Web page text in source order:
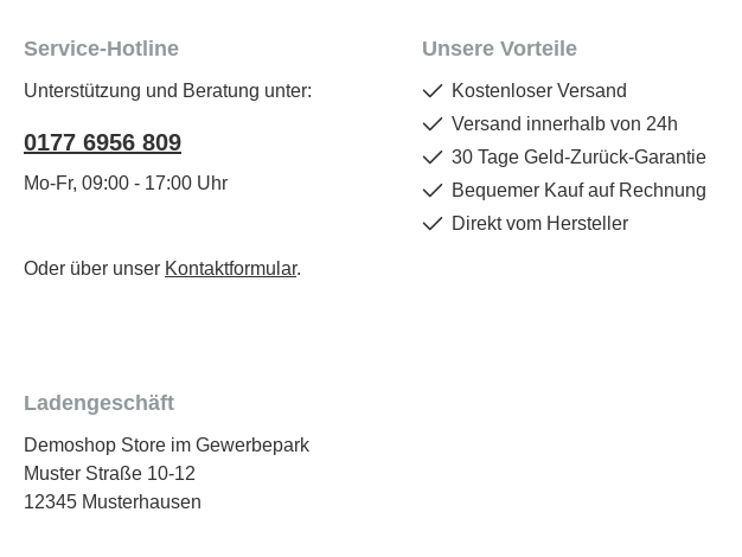
Service-Hotline
Unterstützung und Beratung unter:
0177 6956 809
Mo-Fr, 09:00 - 17:00 Uhr
Oder über unser Kontaktformular.
Unsere Vorteile
Kostenloser Versand
Versand innerhalb von 24h
30 Tage Geld-Zurück-Garantie
Bequemer Kauf auf Rechnung
Direkt vom Hersteller
Ladengeschäft
Demoshop Store im Gewerbepark
Muster Straße 10-12
12345 Musterhausen